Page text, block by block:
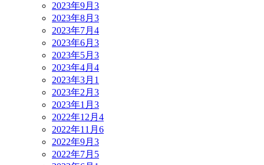
2023年9月 3
2023年8月 3
2023年7月 4
2023年6月 3
2023年5月 3
2023年4月 4
2023年3月 1
2023年2月 3
2023年1月 3
2022年12月 4
2022年11月 6
2022年9月 3
2022年7月 5